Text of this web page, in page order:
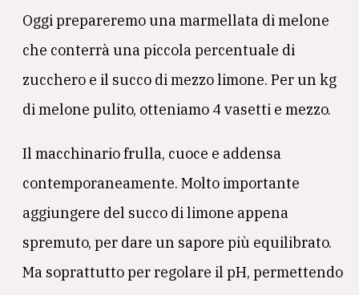
Oggi prepareremo una marmellata di melone
che conterrà una piccola percentuale di
zucchero e il succo di mezzo limone. Per un kg
di melone pulito, otteniamo 4 vasetti e mezzo.
Il macchinario frulla, cuoce e addensa
contemporaneamente. Molto importante
aggiungere del succo di limone appena
spremuto, per dare un sapore più equilibrato.
Ma soprattutto per regolare il pH, permettendo